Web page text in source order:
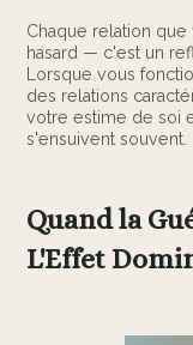
Chaque relation
hasard — c'est un
Lorsque vous
des relations
votre estime de soi
s'ensuivent souvent.
Quand la
L'Effet